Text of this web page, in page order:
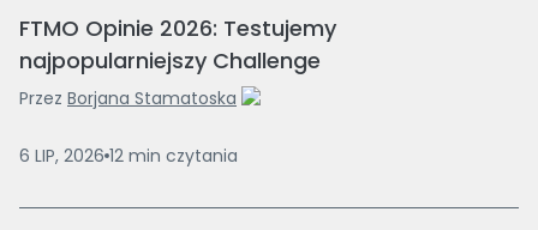
FTMO Opinie 2026: Testujemy
najpopularniejszy Challenge
Przez Borjana Stamatoska
6 LIP, 2026 12 min czytania